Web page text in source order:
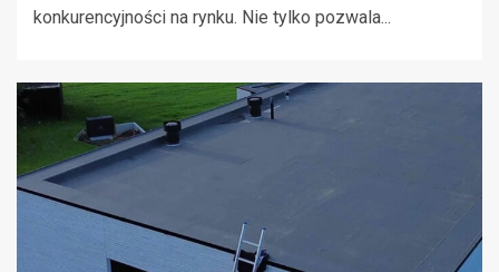
konkurencyjności na rynku. Nie tylko pozwala...